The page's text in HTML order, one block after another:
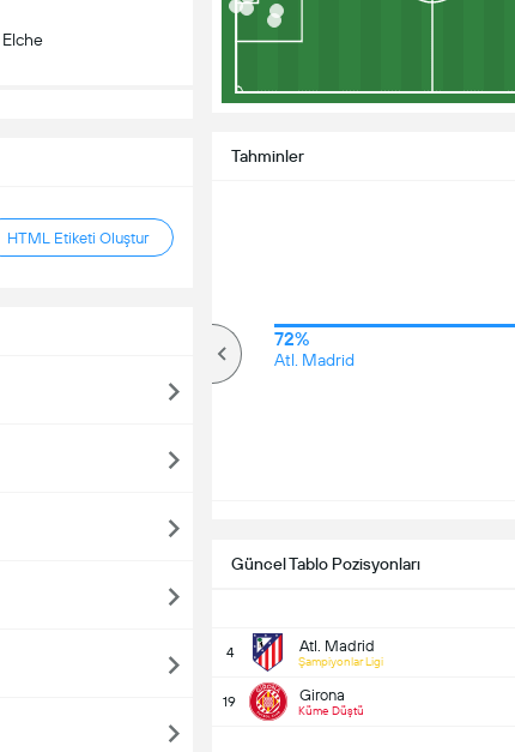
Elche
HTML Etiketi Oluştur
Güncel Tablo Pozisyonları
4 Atl. Madrid
Şampiyonlar Ligi
19 Girona
Küme Düştü
Tahminler
72%
Atl. Madrid